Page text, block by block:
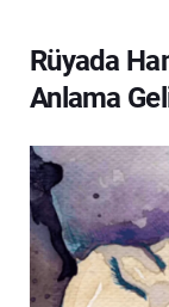
Rüyada
Anlama